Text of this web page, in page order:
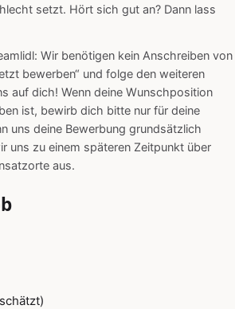
setzt. Hört sich gut an? Dann lass
Wir benötigen kein Anschreiben von
bewerben“ und folge den weiteren
auf dich! Wenn deine Wunschposition
ist, bewirb dich bitte nur für deine
uns deine Bewerbung grundsätzlich
uns zu einem späteren Zeitpunkt über
aus.